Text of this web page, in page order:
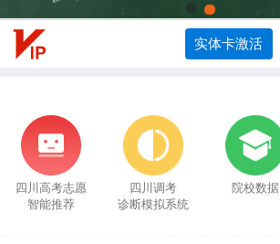
实体卡激活
四川高考志愿
智能推荐
四川调考
诊断模拟系统
院校数据